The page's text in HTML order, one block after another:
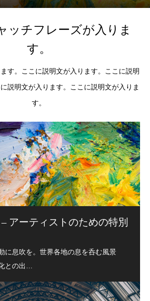
ッチフレーズが入りま
す。
す。ここに説明文が入ります。ここに説明
説明文が入ります。ここに説明文が入りま
す。
– アーティストのための特別